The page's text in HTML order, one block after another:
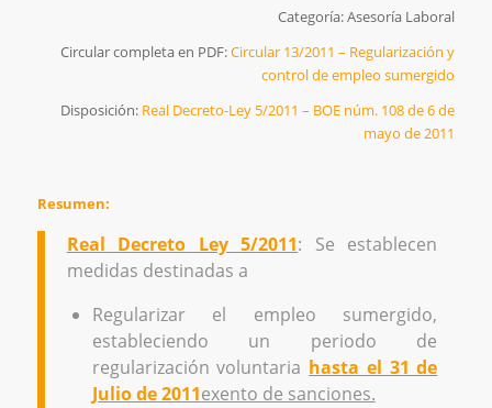
Categoría: Asesoría Laboral
Circular completa en PDF:Circular 13/2011 – Regularización y
control de empleo sumergido
Disposición: Real Decreto-Ley 5/2011 – BOE núm. 108 de 6 de
mayo de 2011
Resumen:
Real Decreto Ley 5/2011: Se establecen
medidas destinadas a
Regularizar el empleo sumergido,
estableciendo un periodo de
regularización voluntaria hasta el 31 de
Julio de 2011exento de sanciones.